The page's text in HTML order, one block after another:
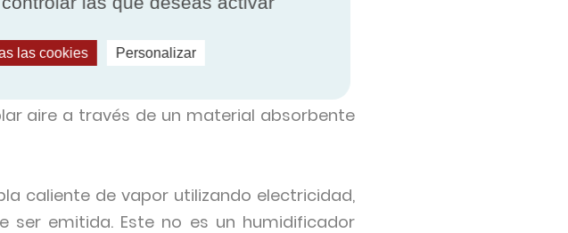
una niebla fría
aire a través de un material absorbente
caliente de vapor utilizando electricidad,
ser emitida. Este no es un humidificador
las cookies Personalizar